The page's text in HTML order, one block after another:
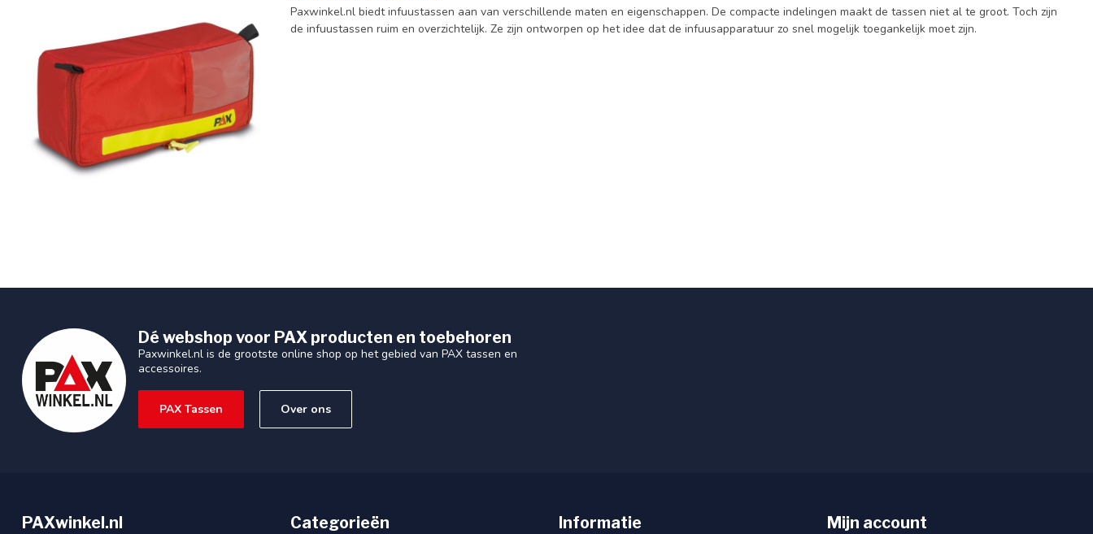
Paxwinkel.nl biedt infuustassen aan van verschillende maten en eigenschappen. De compacte indelingen maakt de tassen niet al te groot. Toch zijn
de infuustassen ruim en overzichtelijk. Ze zijn ontworpen op het idee dat de infuusapparatuur zo snel mogelijk toegankelijk moet zijn.
Dé webshop voor PAX producten en toebehoren
Paxwinkel.nl is de grootste online shop op het gebied van PAX tassen en
accessoires.
PAX Tassen Over ons
PAXwinkel.nl Categorieën Informatie Mijn account